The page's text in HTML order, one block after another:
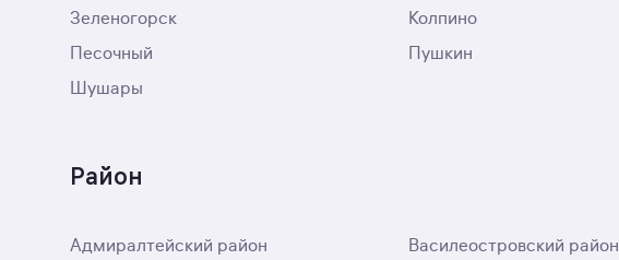
Зеленогорск Колпино
Песочный
Пушкин
Шушары
Район
Адмиралтейский район Василеостровский район